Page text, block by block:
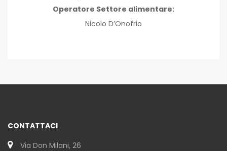
Operatore Settore alimentare:
Nicolo D’Onofrio
CONTATTACI
Via Don Milani, 26